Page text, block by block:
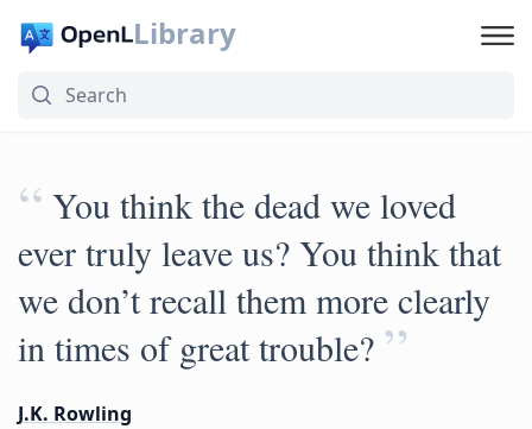
Library
“ You think the dead we loved
ever truly leave us? You think that
we don’t recall them more clearly
in times of great trouble? ”
J.K. Rowling